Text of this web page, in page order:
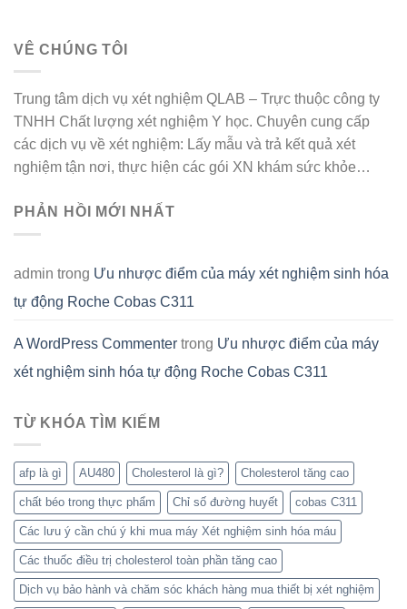
VÊ CHÚNG TÔI
Trung tâm dịch vụ xét nghiệm QLAB – Trực thuộc công ty
TNHH Chất lượng xét nghiệm Y học. Chuyên cung cấp
các dịch vụ về xét nghiệm: Lấy mẫu và trả kết quả xét
nghiệm tận nơi, thực hiện các gói XN khám sức khỏe…
PHẢN HỒI MỚI NHẤT
admin trong Ưu nhược điểm của máy xét nghiệm sinh hóa
tự động Roche Cobas C311
A WordPress Commenter trong Ưu nhược điểm của máy
xét nghiệm sinh hóa tự động Roche Cobas C311
TỪ KHÓA TÌM KIẾM
afp là gì AU480 Cholesterol là gì? Cholesterol tăng cao
chất béo trong thực phẩm Chỉ số đường huyết cobas C311
Các lưu ý cần chú ý khi mua máy Xét nghiệm sinh hóa máu
Các thuốc điều trị cholesterol toàn phần tăng cao
Dịch vụ bảo hành và chăm sóc khách hàng mua thiết bị xét nghiệm